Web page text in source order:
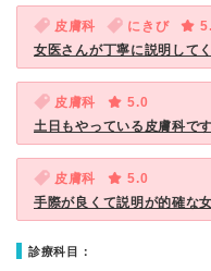
皮膚科 にきび
女医さんが丁寧に説明して
皮膚科
5.0
土日もやっている皮膚科です
皮膚科
5.0
手際が良くて説明が的確な
診療科目：